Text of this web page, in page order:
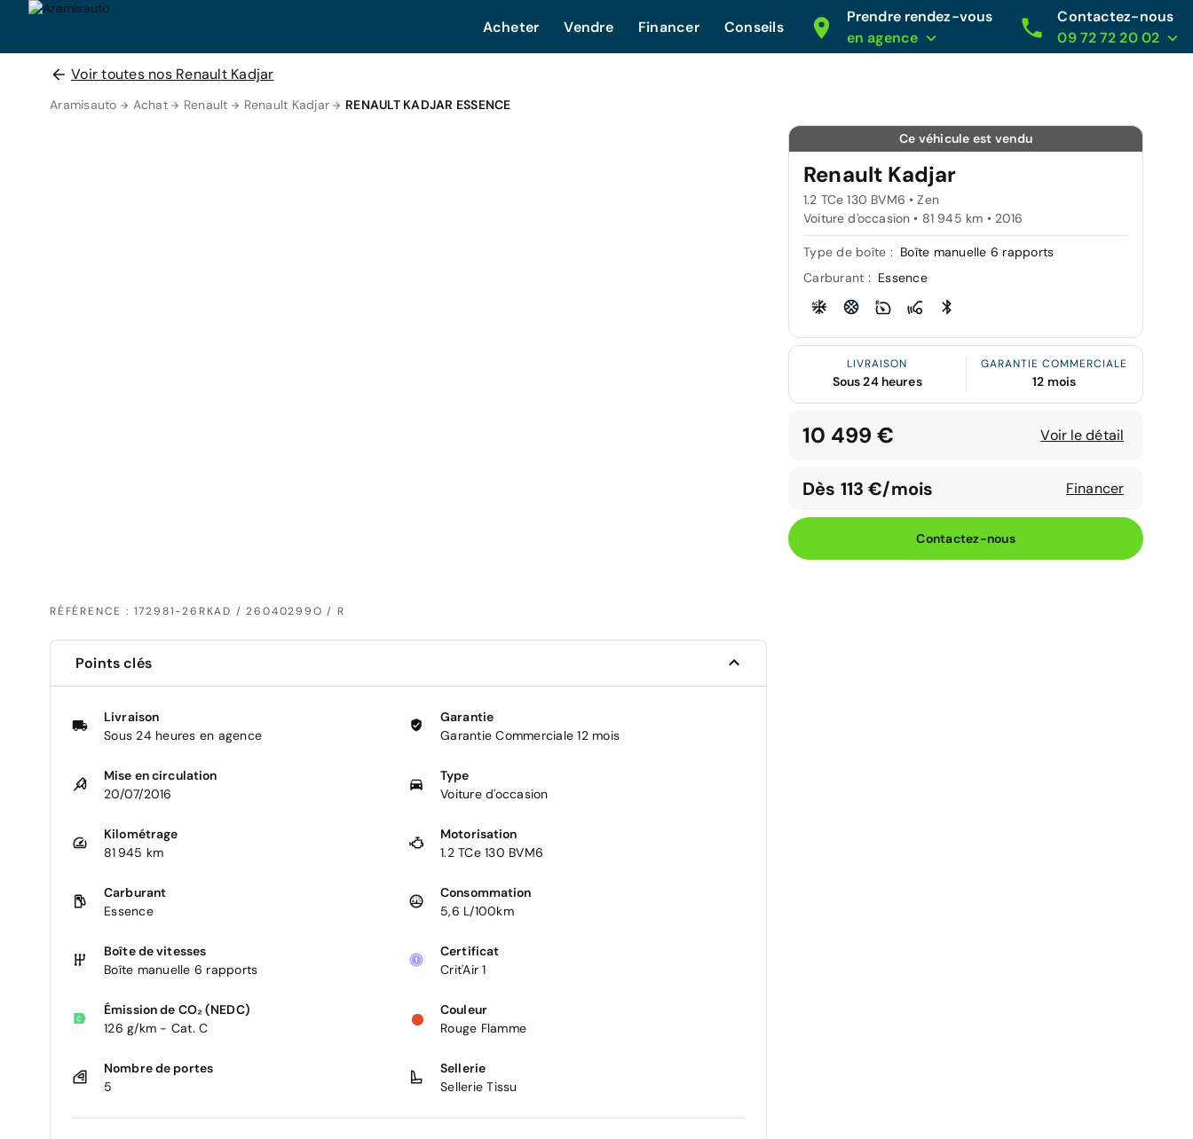
Acheter Vendre Financer Conseils
Prendre rendez-vous
en agence
Contactez-nous
09 72 72 20 02
Voir toutes nos Renault Kadjar
Aramisauto Achat Renault Renault Kadjar RENAULT KADJAR ESSENCE
RÉFÉRENCE : 172981-26RKAD / 26040299O / R
Ce véhicule est vendu
Renault Kadjar
1.2 TCe 130 BVM6 • Zen
Voiture d'occasion • 81 945 km • 2016
Type de boîte : Boîte manuelle 6 rapports
Carburant : Essence
LIVRAISON
Sous 24 heures
GARANTIE COMMERCIALE
12 mois
10 499 € Voir le détail
Dès 113 €/mois Financer
Contactez-nous
Points clés
Livraison
Sous 24 heures en agence
Garantie
Garantie Commerciale 12 mois
Mise en circulation
20/07/2016
Type
Voiture d'occasion
Kilométrage
81 945 km
Motorisation
1.2 TCe 130 BVM6
Carburant
Essence
Consommation
5,6 L/100km
Boîte de vitesses
Boîte manuelle 6 rapports
Certificat
Crit'Air 1
Émission de CO₂ (NEDC)
126 g/km - Cat. C
Couleur
Rouge Flamme
Nombre de portes
5
Sellerie
Sellerie Tissu